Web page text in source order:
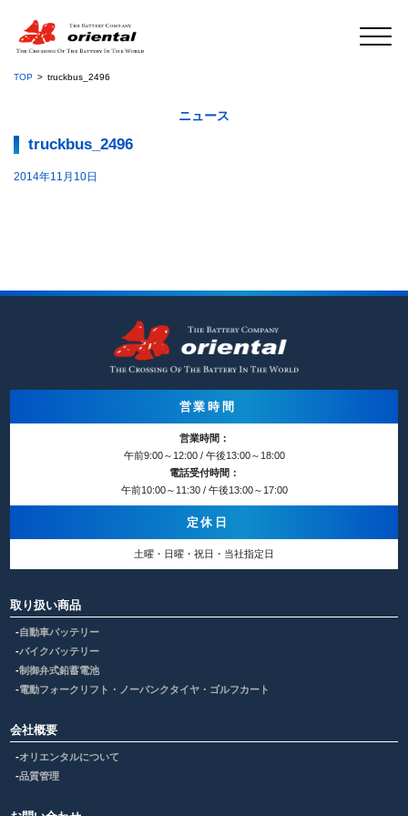
TOP truckbus_2496
ニュース
truckbus_2496
2014年11月10日
営業時間
営業時間：
午前9:00～12:00 / 午後13:00～18:00
電話受付時間：
午前10:00～11:30 / 午後13:00～17:00
定休日
土曜・日曜・祝日・当社指定日
取り扱い商品
自動車バッテリー
バイクバッテリー
制御弁式鉛蓄電池
電動フォークリフト・ノーパンクタイヤ・ゴルフカート
会社概要
オリエンタルについて
品質管理